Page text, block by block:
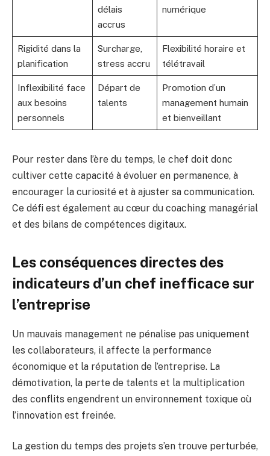
délais
accrus
numérique
Rigidité dans la
planification
Surcharge,
stress accru
Flexibilité horaire et
télétravail
Inflexibilité face
aux besoins
personnels
Départ de
talents
Promotion d’un
management humain
et bienveillant
Pour rester dans l’ère du temps, le chef doit donc
cultiver cette capacité à évoluer en permanence, à
encourager la curiosité et à ajuster sa communication.
Ce défi est également au cœur du coaching managérial
et des bilans de compétences digitaux.
Les conséquences directes des
indicateurs d’un chef inefficace sur
l’entreprise
Un mauvais management ne pénalise pas uniquement
les collaborateurs, il affecte la performance
économique et la réputation de l’entreprise. La
démotivation, la perte de talents et la multiplication
des conflits engendrent un environnement toxique où
l’innovation est freinée.
La gestion du temps des projets s’en trouve perturbée,